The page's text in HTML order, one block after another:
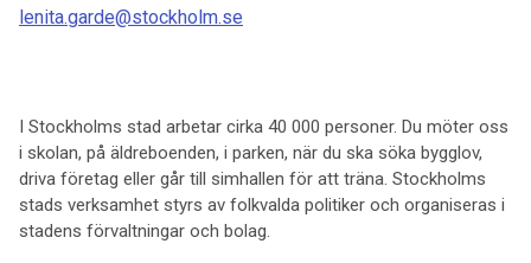
lenita.garde@stockholm.se
I Stockholms stad arbetar cirka 40 000 personer. Du möter oss
i skolan, på äldreboenden, i parken, när du ska söka bygglov,
driva företag eller går till simhallen för att träna. Stockholms
stads verksamhet styrs av folkvalda politiker och organiseras i
stadens förvaltningar och bolag.